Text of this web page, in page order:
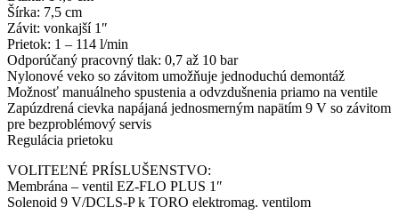
Šírka: 7,5 cm
Závit: vonkajší 1″
Prietok: 1 – 114 l/min
Odporúčaný pracovný tlak: 0,7 až 10 bar
Nylonové veko so závitom umožňuje jednoduchú demontáž
Možnosť manuálneho spustenia a odvzdušnenia priamo na ventile
Zapúzdrená cievka napájaná jednosmerným napätím 9 V so závitom
pre bezproblémový servis
Regulácia prietoku
VOLITEĽNÉ PRÍSLUŠENSTVO:
Membrána – ventil EZ-FLO PLUS 1″
Solenoid 9 V/DCLS-P k TORO elektromag. ventilom